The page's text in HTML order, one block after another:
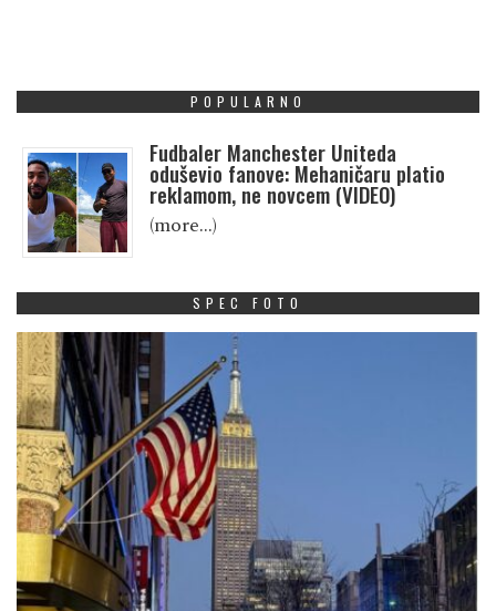
POPULARNO
Fudbaler Manchester Uniteda
oduševio fanove: Mehaničaru platio
reklamom, ne novcem (VIDEO)
(more…)
SPEC FOTO